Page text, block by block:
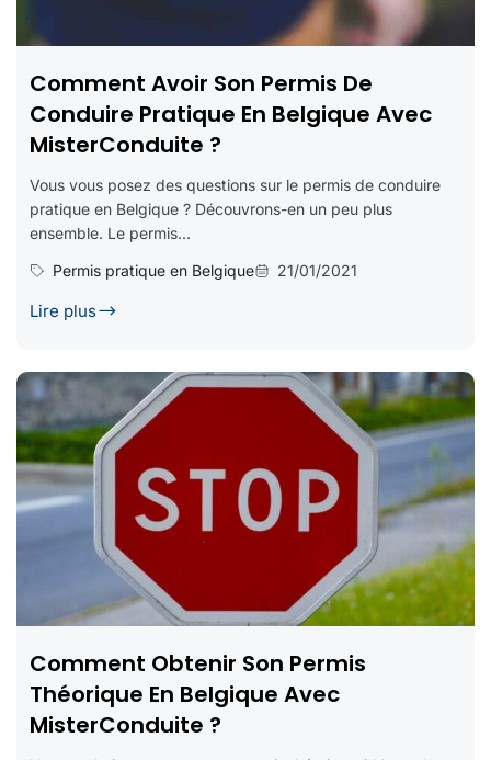
Comment Avoir Son Permis De
Conduire Pratique En Belgique Avec
MisterConduite ?
Vous vous posez des questions sur le permis de conduire
pratique en Belgique ? Découvrons-en un peu plus
ensemble. Le permis...
Permis pratique en Belgique
21/01/2021
Lire plus
Comment Obtenir Son Permis
Théorique En Belgique Avec
MisterConduite ?